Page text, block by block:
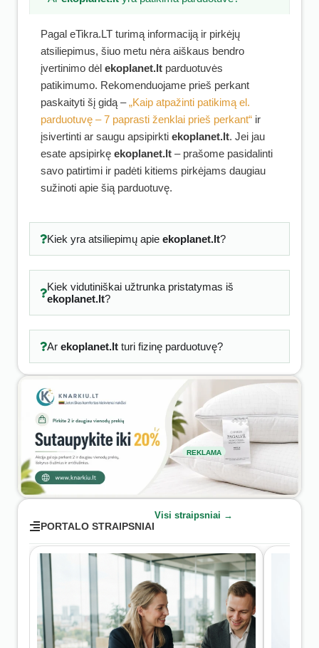
Pagal eTikra.LT turimą informaciją ir pirkėjų
atsiliepimus, šiuo metu nėra aiškaus bendro
įvertinimo dėl ekoplanet.lt parduotuvės
patikimumo. Rekomenduojame prieš perkant
paskaityti šį gidą –„Kaip atpažinti patikimą el.
parduotuvę – 7 paprasti ženklai prieš perkant“ ir
įsivertinti ar saugu apsipirkti ekoplanet.lt. Jei jau
esate apsipirkę ekoplanet.lt – prašome pasidalinti
savo patirtimi ir padėti kitiems pirkėjams daugiau
sužinoti apie šią parduotuvę.
Kiek yra atsiliepimų apie ekoplanet.lt?
Kiek vidutiniškai užtrunka pristatymas iš
ekoplanet.lt?
Ar ekoplanet.ltturi fizinę parduotuvę?
REKLAMA
PORTALO STRAIPSNIAI
Visi straipsniai →